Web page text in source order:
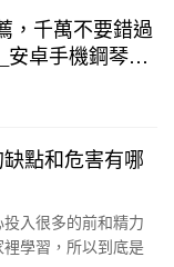
，千萬不要錯過
卓手機鋼琴調
點和危害有哪
入很多的前和精力
學習，所以到底是